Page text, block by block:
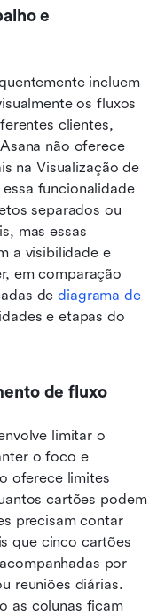
e
incluem
os fluxos
clientes,
não oferece
na Visualização de
funcionalidade
separados ou
mas essas
a visibilidade e
em comparação
de diagrama de
e etapas do
de fluxo
limitar o
o foco e
oferece limites
cartões podem
precisam contar
que cinco cartões
por
reuniões diárias.
as colunas ficam